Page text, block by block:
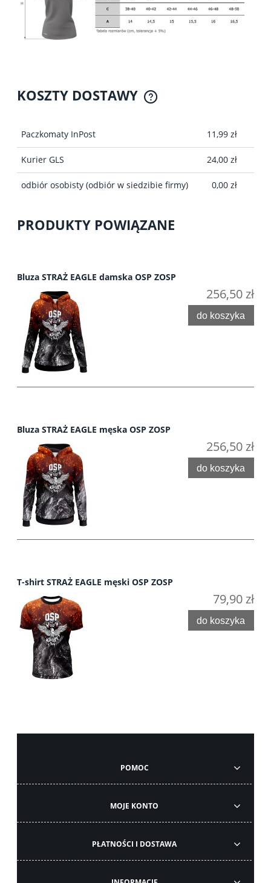
KOSZTY DOSTAWY
CENA NIE ZAWIERA EWENTUALNYCH KOSZTÓW
Paczkomaty InPost 11,99 zł
Kurier GLS 24,00 zł
odbiór osobisty (odbiór w siedzibie firmy) 0,00 zł
PRODUKTY POWIĄZANE
Bluza STRAŻ EAGLE damska OSP ZOSP
256,50 zł
do koszyka
Bluza STRAŻ EAGLE męska OSP ZOSP
256,50 zł
do koszyka
T-shirt STRAŻ EAGLE męski OSP ZOSP
79,90 zł
do koszyka
POMOC
MOJE KONTO
PŁATNOŚCI I DOSTAWA